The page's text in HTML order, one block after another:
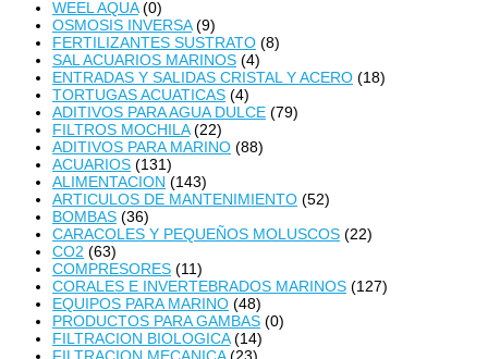
WEEL AQUA (0)
OSMOSIS INVERSA (9)
FERTILIZANTES SUSTRATO (8)
SAL ACUARIOS MARINOS (4)
ENTRADAS Y SALIDAS CRISTAL Y ACERO (18)
TORTUGAS ACUATICAS (4)
ADITIVOS PARA AGUA DULCE (79)
FILTROS MOCHILA (22)
ADITIVOS PARA MARINO (88)
ACUARIOS (131)
ALIMENTACION (143)
ARTICULOS DE MANTENIMIENTO (52)
BOMBAS (36)
CARACOLES Y PEQUEÑOS MOLUSCOS (22)
CO2 (63)
COMPRESORES (11)
CORALES E INVERTEBRADOS MARINOS (127)
EQUIPOS PARA MARINO (48)
PRODUCTOS PARA GAMBAS (0)
FILTRACION BIOLOGICA (14)